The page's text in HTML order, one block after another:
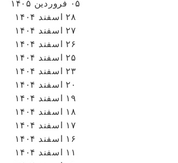
۰۵ فروردین ۱۴۰۵
۲۸ اسفند ۱۴۰۴
۲۷ اسفند ۱۴۰۴
۲۶ اسفند ۱۴۰۴
۲۵ اسفند ۱۴۰۴
۲۳ اسفند ۱۴۰۴
۲۰ اسفند ۱۴۰۴
۱۹ اسفند ۱۴۰۴
۱۸ اسفند ۱۴۰۴
۱۷ اسفند ۱۴۰۴
۱۶ اسفند ۱۴۰۴
۱۱ اسفند ۱۴۰۴